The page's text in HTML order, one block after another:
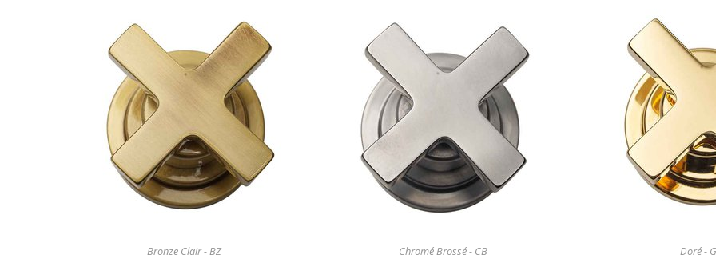
Bronze Clair - BZ Chromé Brossé - CB Doré -